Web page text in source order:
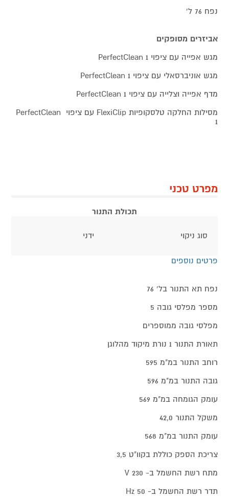
נפח 76 ל'
אביזרים מסופקים
מגש אפייה עם ציפוי PerfectClean 1
מגש אוניברסאלי עם ציפוי PerfectClean 1
מדף אפייה וצלייה עם ציפוי PerfectClean 1
מסילות החלקה טלסקופיות FlexiClip עם ציפוי PerfectClean
1
מפרט טכני
תכולת התנור
סוג ניקוי ידני
פרטים נוספים
נפח תא התנור בל' 76
מספר מפלסי גובה 5
מפלסי גובה ממוספרים
תאורת התנור 1 נורת מיקוד מהלוגן
רוחב התנור במ"מ 595
גובה התנור במ"מ 596
עומק הגומחה במ"מ 569
משקל התנור 42,0
עומק התנור במ"מ 568
צריכת הספק כוללת בקוו"ט 3,5
מתח רשת החשמל ב- V 230
תדר רשת החשמל ב- Hz 50